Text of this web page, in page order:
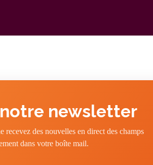
notre newsletter
des nouvelles en direct des champs
dans votre boîte mail.